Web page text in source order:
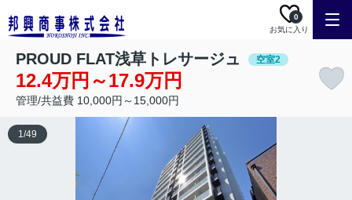
お気に入り
0
PROUD FLAT浅草トレサージュ 空室2
12.4万円～17.9万円
管理/共益費 10,000円～15,000円
1/49